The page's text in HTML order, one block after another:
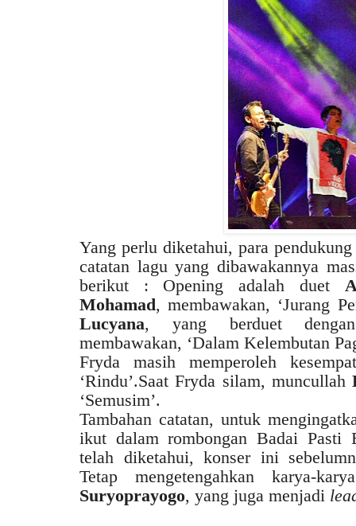
Yang perlu diketahui, para
catatan lagu yang dibawakannya
berikut : Opening adalah duet
Mohamad, membawakan, ‘Jurang
Lucyana, yang berduet
membawakan, ‘Dalam Kelembutan
Fryda masih memperoleh
‘Rindu’.Saat Fryda silam, muncullah
‘Semusim’.
Tambahan catatan, untuk
ikut dalam rombongan Badai Pasti
telah diketahui, konser ini
Tetap mengetengahkan karya-
Suryoprayogo, yang juga menjadi